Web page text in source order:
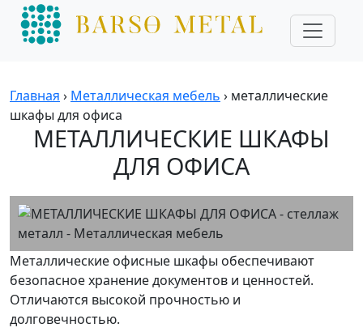
Главная › Металлическая мебель › металлические
шкафы для офиса
МЕТАЛЛИЧЕСКИЕ ШКАФЫ
ДЛЯ ОФИСА
Металлические офисные шкафы обеспечивают
безопасное хранение документов и ценностей.
Отличаются высокой прочностью и
долговечностью.